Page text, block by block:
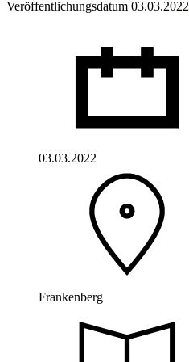
Veröffentlichungsdatum 03.03.2022
03.03.2022
Frankenberg